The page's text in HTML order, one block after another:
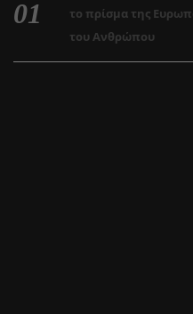
το πρίσμα της
του Ανθρώπου